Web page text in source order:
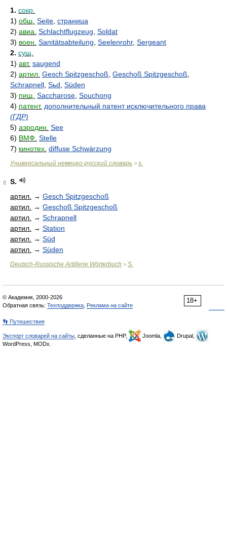
1. сокр.
1) общ. Seite страница
2) авиа. Schlachtflugzeug Soldat
3) воен. Sanitätsabteilung Seelenrohr, Sergeant
2. сущ.
1) авт. saugend
2) артил. Gesch Spitzgeschoß Geschoß Spitzgeschoß
Schrapnell Sьd Süden
3) пищ. Saccharose Souchong
4) патент. дополнительный патент исключительного права
(ГДР)
5) аэродин. See
6) ВМФ. Stelle
7) кинотех. diffuse Schwärzung
Универсальный немецко-русский словарь > s.
8
S.
артил.
→ Gesch Spitzgeschoß
артил.
→ Geschoß Spitzgeschoß
артил.
→ Schrapnell
артил.
→ Station
артил.
→ Süd
артил.
→ Süden
Deutsch-Russische Artillerie Wörterbuch > S.
18+
© Академик, 2000-2026
Обратная связь: Техподдержка Реклама на сайте
👣 Путешествия
Экспорт словарей на сайты , сделанные на PHP, Joomla,
Drupal,
WordPress, MODx.